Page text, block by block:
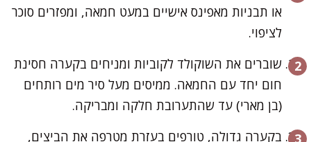
או תבניות מאפינס אישיים במעט חמאה, ומפזרים סוכר
לציפוי.
שוברים את השוקולד לקוביות ומניחים בקערה חסינת
חום יחד עם החמאה. ממיסים מעל סיר מים רותחים
(בן מארי) עד שהתערובת חלקה ומבריקה.
בקערה גדולה, טורפים בעזרת מטרפה את הביצים,